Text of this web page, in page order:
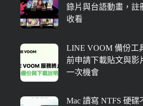
錄片與台語動畫，註
收看
LINE VOOM 備份工
前申請下載貼文與影
一次機會
Mac 讀寫 NTFS 硬碟